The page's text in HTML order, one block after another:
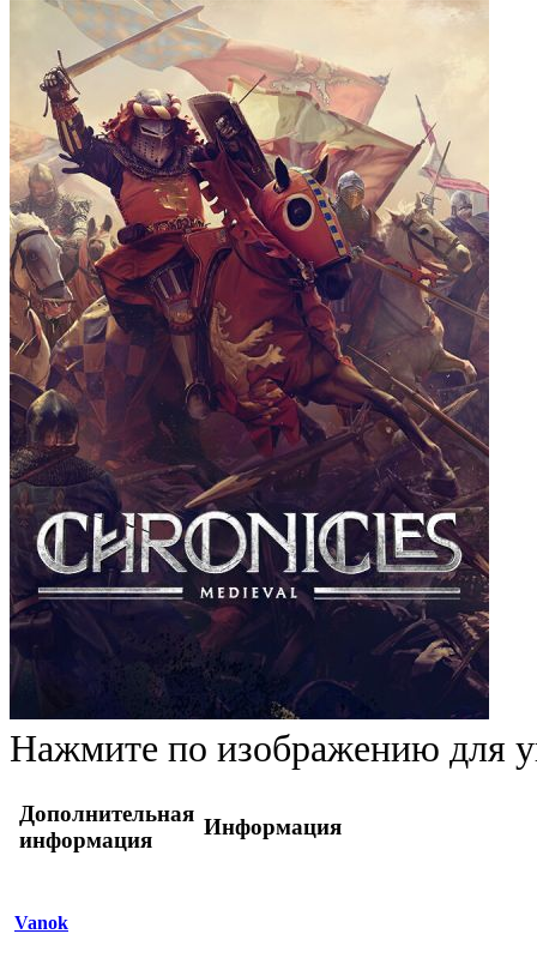
Нажмите по изображению для
Дополнительная
информация
Информация
Vanok